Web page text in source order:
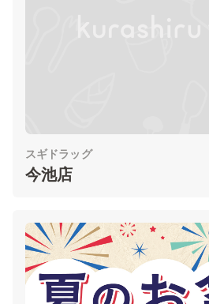
スギドラッグ
今池店